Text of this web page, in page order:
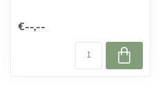
€--,--